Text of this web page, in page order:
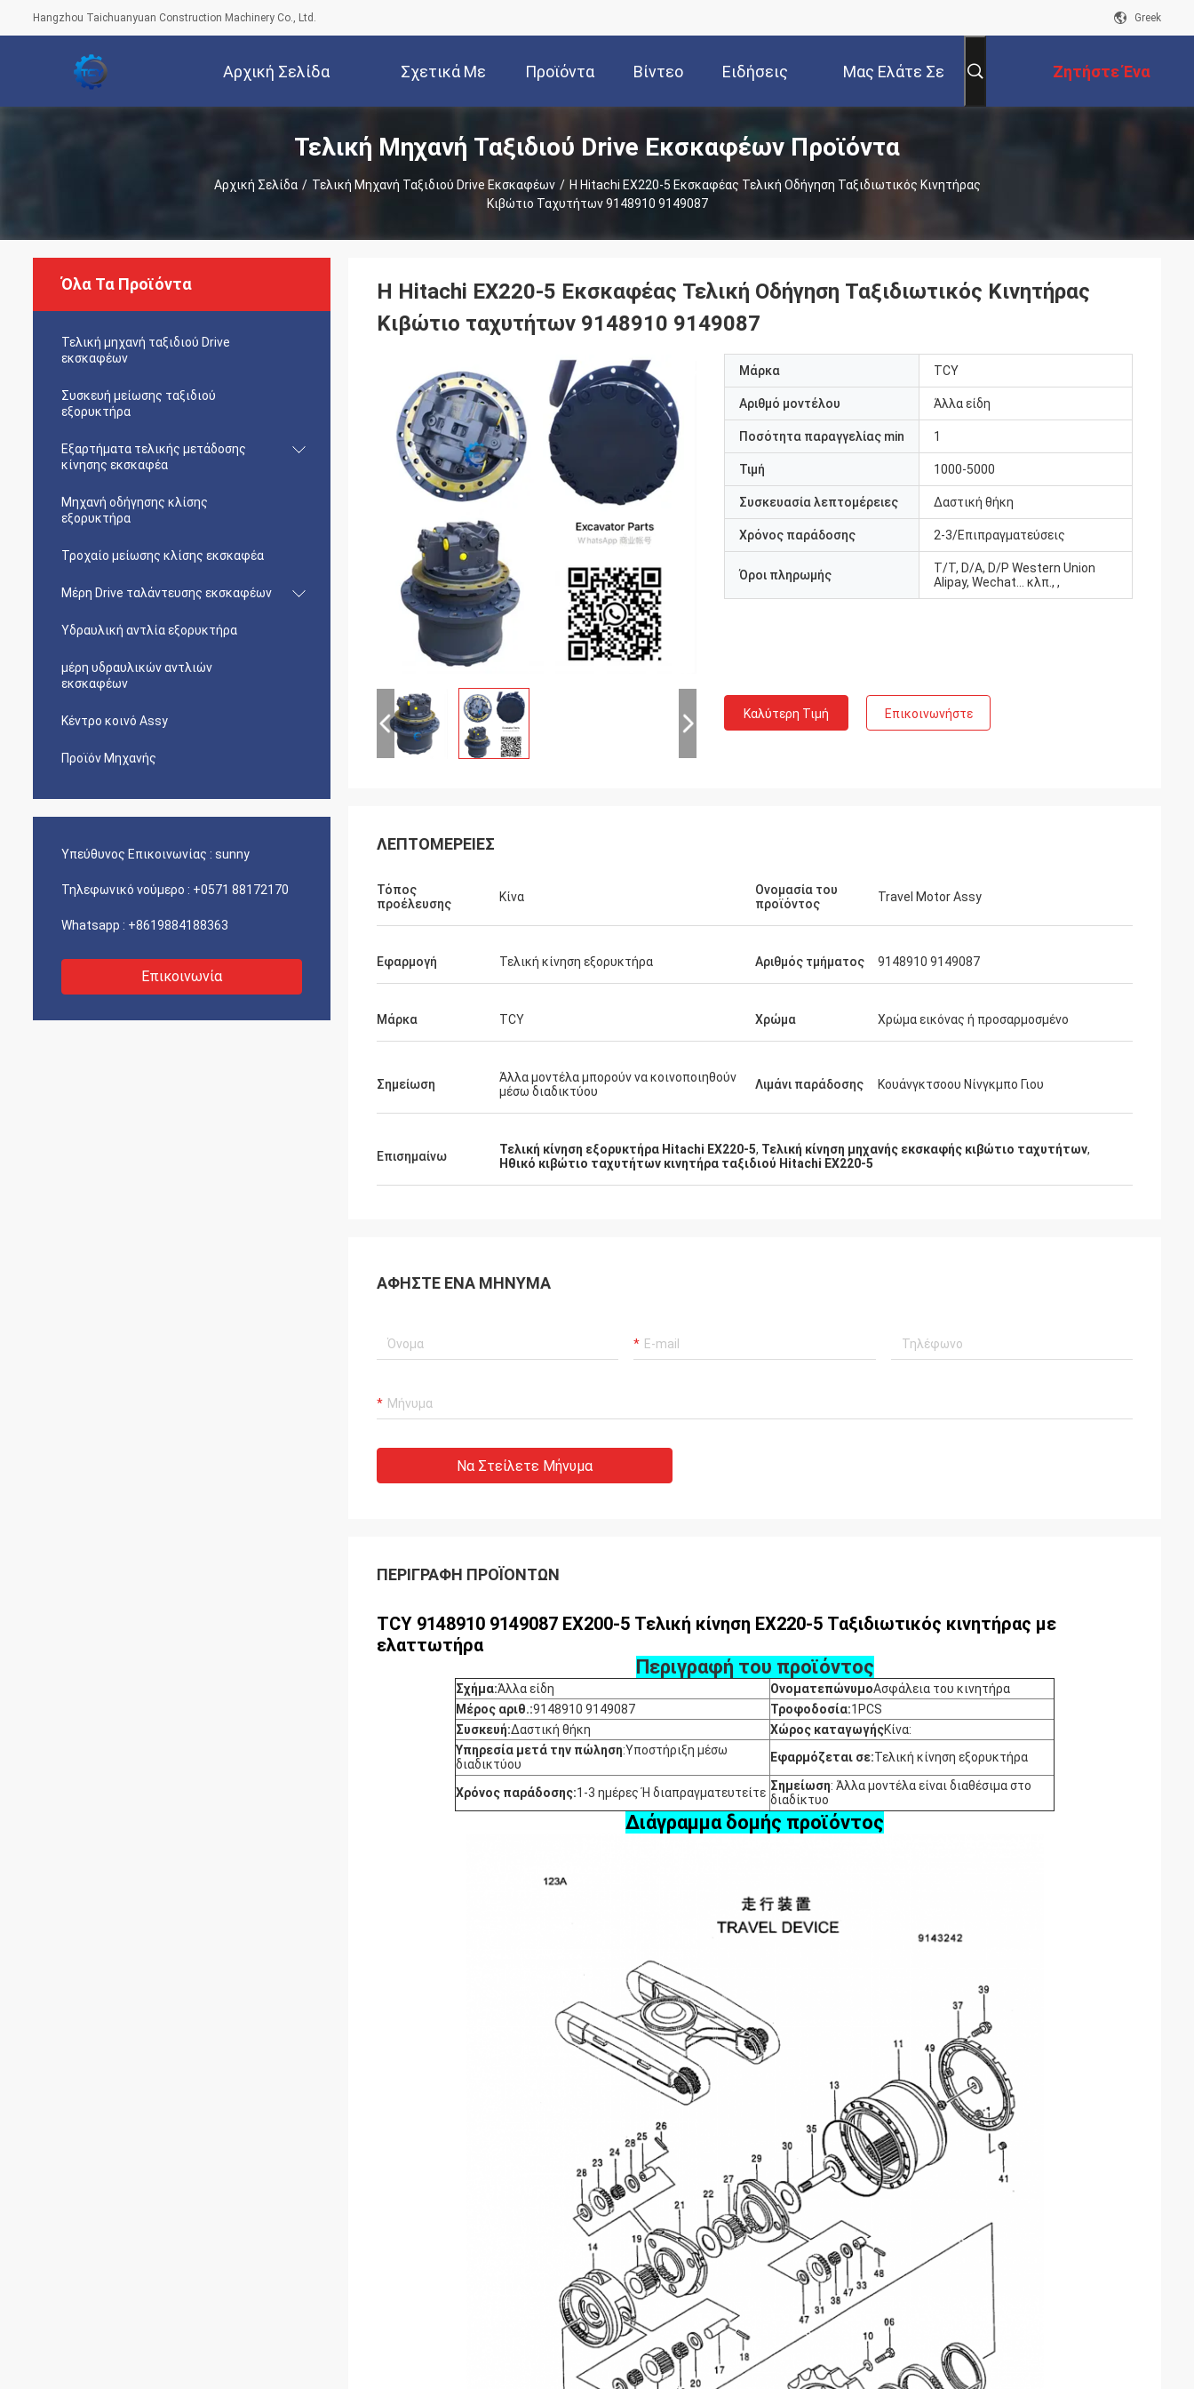
Hangzhou Taichuanyuan Construction Machinery Co., Ltd. Greek
Αρχική Σελίδα Σχετικά Με
Εμάς
Προϊόντα Βίντεο Ειδήσεις Μας Ελάτε Σε
Επαφή Με
Ζητήστε Ένα
Απόσπασμα
Τελική Μηχανή Ταξιδιού Drive Εκσκαφέων Προϊόντα
Αρχική Σελίδα / Τελική Μηχανή Ταξιδιού Drive Εκσκαφέων / Η Hitachi EX220-5 Εκσκαφέας Τελική Οδήγηση Ταξιδιωτικός Κινητήρας
Κιβώτιο Ταχυτήτων 9148910 9149087
Όλα Τα Προϊόντα
Τελική μηχανή ταξιδιού Drive
εκσκαφέων
Συσκευή μείωσης ταξιδιού
εξορυκτήρα
Εξαρτήματα τελικής μετάδοσης
κίνησης εκσκαφέα
Μηχανή οδήγησης κλίσης
εξορυκτήρα
Τροχαίο μείωσης κλίσης εκσκαφέα
Μέρη Drive ταλάντευσης εκσκαφέων
Υδραυλική αντλία εξορυκτήρα
μέρη υδραυλικών αντλιών
εκσκαφέων
Κέντρο κοινό Assy
Προϊόν Μηχανής
Υπεύθυνος Επικοινωνίας : sunny
Τηλεφωνικό νούμερο : +0571 88172170
Whatsapp : +8619884188363
Επικοινωνία
Η Hitachi EX220-5 Εκσκαφέας Τελική Οδήγηση Ταξιδιωτικός Κινητήρας
Κιβώτιο ταχυτήτων 9148910 9149087
Μάρκα TCY
Αριθμό μοντέλου Άλλα είδη
Ποσότητα παραγγελίας min 1
Τιμή 1000-5000
Συσκευασία λεπτομέρειες Δαστική θήκη
Χρόνος παράδοσης 2-3/Επιπραγματεύσεις
Όροι πληρωμής
T/T, D/A, D/P Western Union
Alipay, Wechat... κλπ., ,
Καλύτερη Τιμή Επικοινωνήστε
ΛΕΠΤΟΜΈΡΕΙΕΣ
Τόπος
προέλευσης
Κίνα
Ονομασία του
προϊόντος
Travel Motor Assy
Εφαρμογή Τελική κίνηση εξορυκτήρα Αριθμός τμήματος 9148910 9149087
Μάρκα TCY Χρώμα Χρώμα εικόνας ή προσαρμοσμένο
Σημείωση
Άλλα μοντέλα μπορούν να κοινοποιηθούν
μέσω διαδικτύου
Λιμάνι παράδοσης Κουάνγκτσοου Νίνγκμπο Γιου
Επισημαίνω Τελική κίνηση εξορυκτήρα Hitachi EX220-5, Τελική κίνηση μηχανής εκσκαφής κιβώτιο ταχυτήτων,
Ηθικό κιβώτιο ταχυτήτων κινητήρα ταξιδιού Hitachi EX220-5
ΑΦΉΣΤΕ ΈΝΑ ΜΉΝΥΜΑ
Να Στείλετε Μήνυμα
ΠΕΡΙΓΡΑΦΉ ΠΡΟΪΌΝΤΩΝ
TCY 9148910 9149087 EX200-5 Τελική κίνηση EX220-5 Ταξιδιωτικός κινητήρας με
ελαττωτήρα
Περιγραφή του προϊόντος
Σχήμα:Άλλα είδη ΟνοματεπώνυμοΑσφάλεια του κινητήρα
Μέρος αριθ.:9148910 9149087 Τροφοδοσία:1PCS
Συσκευή:Δαστική θήκη Χώρος καταγωγήςΚίνα:
Υπηρεσία μετά την πώληση:Υποστήριξη μέσω
διαδικτύου
Εφαρμόζεται σε:Τελική κίνηση εξορυκτήρα
Χρόνος παράδοσης:1-3 ημέρες Ή διαπραγματευτείτε Σημείωση: Άλλα μοντέλα είναι διαθέσιμα στο
διαδίκτυο
Διάγραμμα δομής προϊόντος